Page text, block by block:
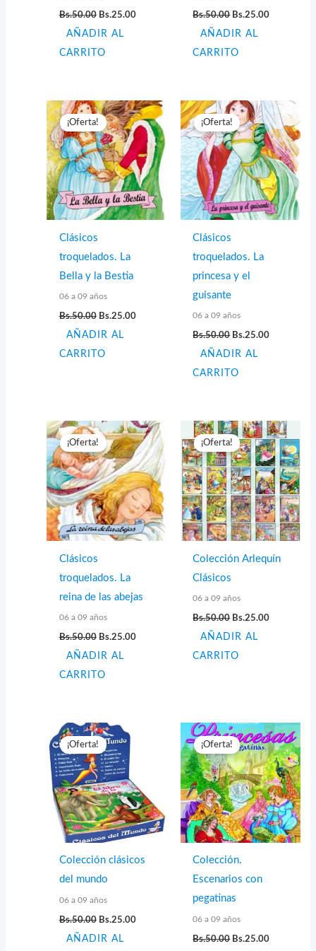
Bs.50.00 El
original
Bs.50.00.
Bs.25.00El
AÑADIR AL
CARRITO
Bs.50.00 El
original
Bs.50.00.
Bs.25.00
AÑADIR AL
CARRITO
¡Oferta!
Clásicos
troquelados. La
Bella y la Bestia
06 a 09 años
Bs.50.00 El
original
era:
Bs.50.00.
Bs.25.00El
AÑADIR AL
CARRITO
¡Oferta!
Clásicos
troquelados. La
princesa y el
guisante
06 a 09 años
Bs.50.00 El
original
era:
Bs.50.00.
Bs.25.00
AÑADIR AL
CARRITO
¡Oferta!
Clásicos
troquelados. La
reina de las abejas
06 a 09 años
Bs.50.00 El
original
era:
Bs.50.00.
Bs.25.00El
AÑADIR AL
CARRITO
¡Oferta!
Colección Arlequín
Clásicos
06 a 09 años
Bs.50.00 El
original
era:
Bs.50.00.
Bs.25.00
AÑADIR AL
CARRITO
¡Oferta!
Colección clásicos
del mundo
06 a 09 años
Bs.50.00 El
original
Bs.25.00El
AÑADIR AL
¡Oferta!
Colección.
Escenarios con
pegatinas
06 a 09 años
Bs.50.00 El
Bs.25.00